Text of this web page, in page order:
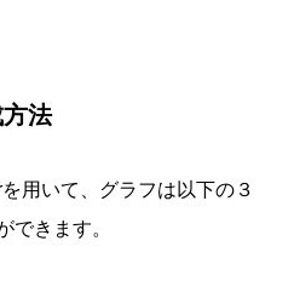
方法
を用いて、グラフは以下の３
できます。